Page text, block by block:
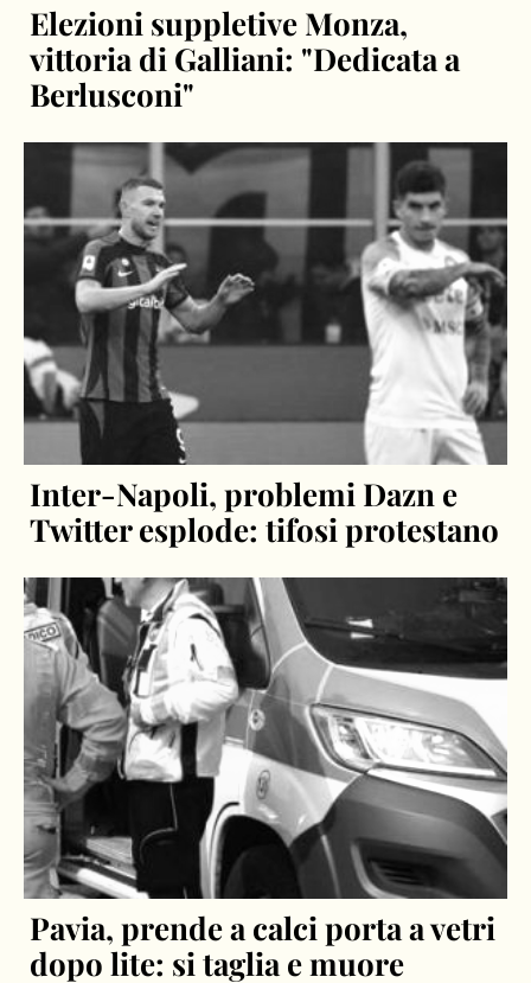
Elezioni suppletive Monza,
vittoria di Galliani: "Dedicata a
Berlusconi"
Inter-Napoli, problemi Dazn e
Twitter esplode: tifosi protestano
Pavia, prende a calci porta a vetri
dopo lite: si taglia e muore